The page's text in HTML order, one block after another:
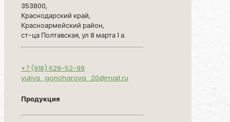
353800,
Краснодарский край,
Красноармейский район,
ст-ца Полтавская, ул 8 марта 1 а.
+7 (918) 629-52-99
yuliya_goncharova_20@mail.ru
Продукция